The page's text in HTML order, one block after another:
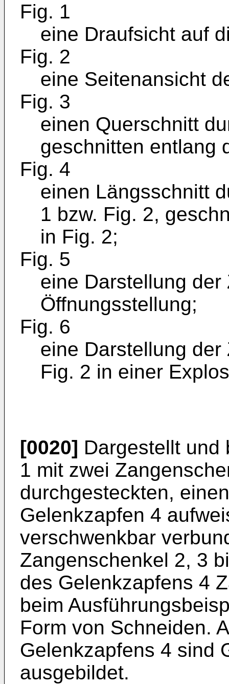
Fig. 1
eine Draufsicht auf
Fig. 2
eine Seitenansicht
Fig. 3
einen Querschnitt
geschnitten entlang
Fig. 4
einen Längsschnitt
1 bzw. Fig. 2,
in Fig. 2;
Fig. 5
eine Darstellung
Öffnungsstellung;
Fig. 6
eine Darstellung
Fig. 2 in einer
[0020] Dargestellt und
1 mit zwei
durchgesteckten,
Gelenkzapfen 4
verschwenkbar
Zangenschenkel 2, 3
des Gelenkzapfens 4
beim
Form von Schneiden.
Gelenkzapfens 4 sind
ausgebildet.